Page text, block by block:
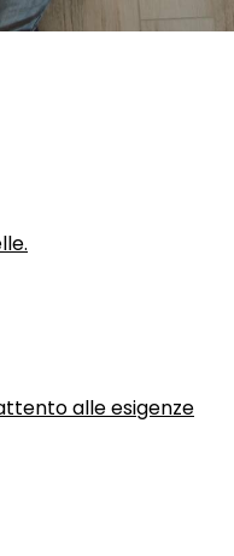
alle esigenze